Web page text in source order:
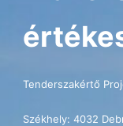
Tenderszakértő
Székhely: 4032